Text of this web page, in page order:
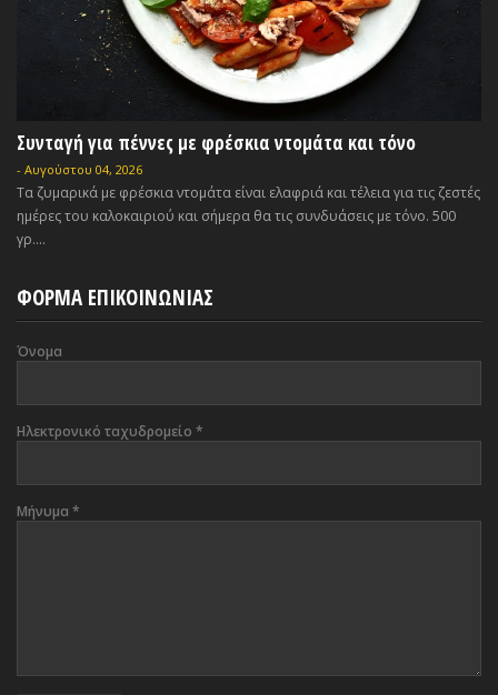
Συνταγή για πέννες με φρέσκια ντομάτα και τόνο
- Αυγούστου 04, 2026
Τα ζυμαρικά με φρέσκια ντομάτα είναι ελαφριά και τέλεια για τις ζεστές
ημέρες του καλοκαιριού και σήμερα θα τις συνδυάσεις με τόνο. 500
γρ....
ΦΟΡΜΑ ΕΠΙΚΟΙΝΩΝΙΑΣ
Όνομα
Ηλεκτρονικό ταχυδρομείο *
Μήνυμα *